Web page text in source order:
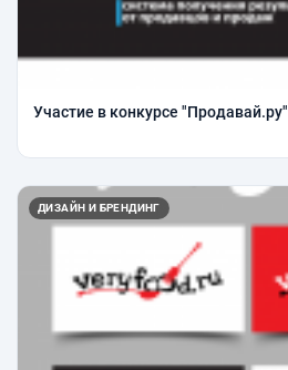
Участие в конкурсе "Продавай.ру"
ДИЗАЙН И БРЕНДИНГ